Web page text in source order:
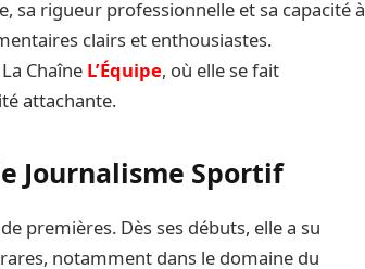
sa rigueur professionnelle et sa capacité à
clairs et enthousiastes.
Chaîne L’Équipe, où elle se fait
attachante.
Journalisme Sportif
premières. Dès ses débuts, elle a su
notamment dans le domaine du